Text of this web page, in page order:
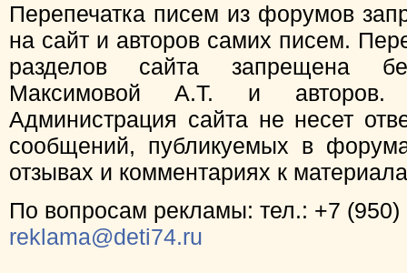
Перепечатка писем из форумов
на сайт и авторов самих писем.
разделов сайта запрещена
Максимовой А.Т. и
Администрация сайта не несет
сообщений, публикуемых в
отзывах и комментариях к
По вопросам рекламы: тел.: +7 (950)
reklama@deti74.ru